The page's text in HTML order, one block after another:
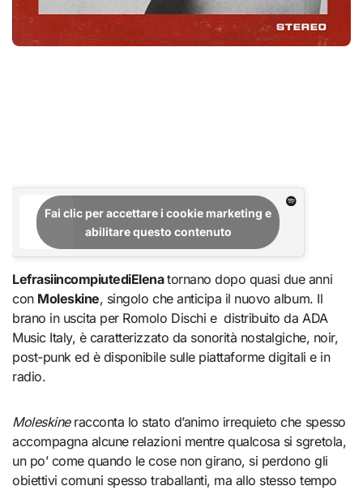
Fai clic per accettare i cookie marketing e
abilitare questo contenuto
LefrasiincompiutediElenatornano dopo quasi due anni
con Moleskine, singolo che anticipa il nuovo album. Il
brano in uscita per Romolo Dischi e distribuito da ADA
Music Italy, è caratterizzato da sonorità nostalgiche, noir,
post-punk ed è disponibile sulle piattaforme digitali e in
radio.
Moleskineracconta lo stato d’animo irrequieto che spesso
accompagna alcune relazioni mentre qualcosa si sgretola,
un po’ come quando le cose non girano, si perdono gli
obiettivi comuni spesso traballanti, ma allo stesso tempo